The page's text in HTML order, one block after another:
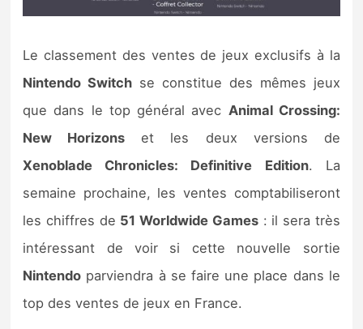
Le classement des ventes de jeux exclusifs à la
Nintendo Switch se constitue des mêmes jeux
que dans le top général avec Animal Crossing:
New Horizons et les deux versions de
Xenoblade Chronicles: Definitive Edition. La
semaine prochaine, les ventes comptabiliseront
les chiffres de 51 Worldwide Games: il sera très
intéressant de voir si cette nouvelle sortie
Nintendo parviendra à se faire une place dans le
top des ventes de jeux en France.